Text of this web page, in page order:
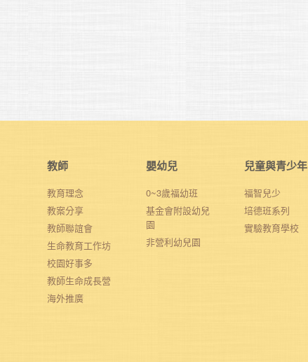
教師
教育理念
教案分享
教師聯誼會
生命教育工作坊
校園好事多
教師生命成長營
海外推廣
嬰幼兒
0~3歲福幼班
基金會附設幼兒
園
非營利幼兒園
兒童與青少年
福智兒少
培德班系列
實驗教育學校